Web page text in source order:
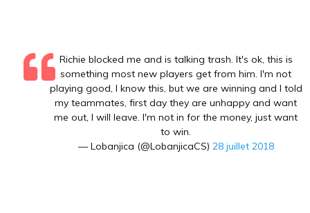
Richie blocked me and is talking trash. It's ok, this is
something most new players get from him. I'm not
playing good, I know this, but we are winning and I told
my teammates, first day they are unhappy and want
me out, I will leave. I'm not in for the money, just want
to win.
— Lobanjica (@LobanjicaCS) 28 juillet 2018